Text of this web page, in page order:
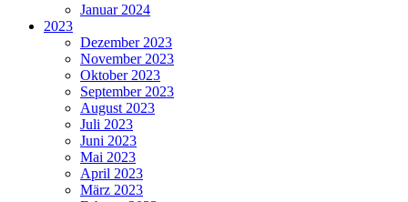
Januar 2024
2023
Dezember 2023
November 2023
Oktober 2023
September 2023
August 2023
Juli 2023
Juni 2023
Mai 2023
April 2023
März 2023